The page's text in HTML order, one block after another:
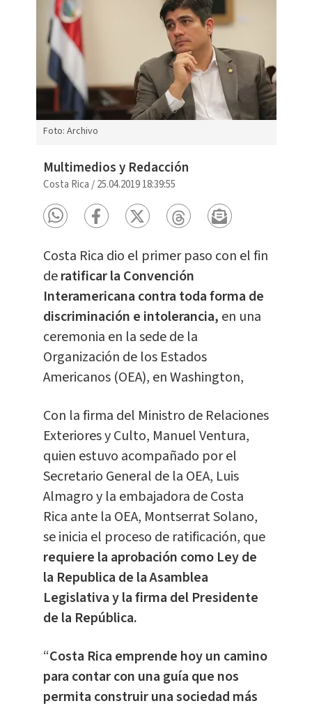
Foto: Archivo
Multimedios y Redacción
Costa Rica /25.04.2019 18:39:55
Costa Rica dio el primer paso con el fin
deratificar la Convención
Interamericana contra toda forma de
discriminación e intolerancia, en una
ceremonia en la sede de la
Organización de los Estados
Americanos (OEA), en Washington,
Con la firma del Ministro de Relaciones
Exteriores y Culto, Manuel Ventura,
quien estuvo acompañado por el
Secretario General de la OEA, Luis
Almagro y la embajadora de Costa
Rica ante la OEA, Montserrat Solano,
se inicia el proceso de ratificación, que
requiere la aprobación como Ley de
la Republica de la Asamblea
Legislativa y la firma del Presidente
de la República.
“Costa Rica emprende hoy un camino
para contar con una guía que nos
permita construir una sociedad más